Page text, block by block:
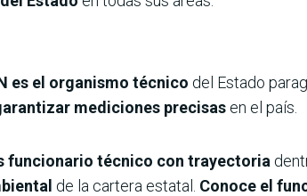
es el organismo técnico del Estado
mediciones precisas en el país.
funcionario técnico con trayectoria
de la cartera estatal. Conoce el